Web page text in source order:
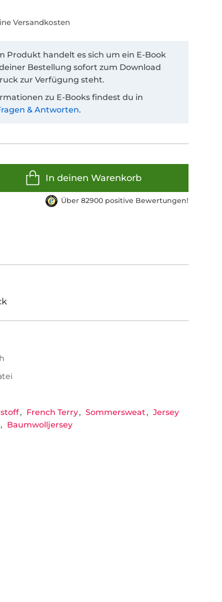
Versandkosten
Produkt handelt es sich um ein E-Book
Bestellung sofort zum Download
zur Verfügung steht.
zu E-Books findest du in
& Antworten.
In deinen Warenkorb
Über 82900 positive Bewertungen!
French Terry Sommersweat
Jersey
Baumwolljersey